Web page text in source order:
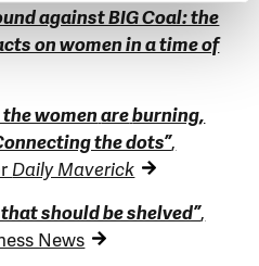
against BIG Coal: the
on women in a time of
womenareburning,
the dots”,
Daily Maverick
should be shelved”,
News